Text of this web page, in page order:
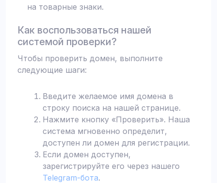
на товарные знаки.
Как воспользоваться нашей
системой проверки?
Чтобы проверить домен, выполните
следующие шаги:
Введите желаемое имя домена в
строку поиска на нашей странице.
Нажмите кнопку «Проверить». Наша
система мгновенно определит,
доступен ли домен для регистрации.
Если домен доступен,
зарегистрируйте его через нашего
Telegram-бота.